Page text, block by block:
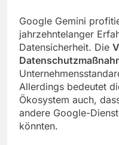
Google Gemini
jahrzehntelanger
Datensicherheit. Die
Allerdings bedeutet
Ökosystem auch,
andere Google-
könnten.